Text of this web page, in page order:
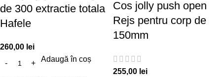
de 300 extractie totala
Hafele
260,00 lei
Adaugă în coș
Cos jolly push open
Rejs pentru corp de
150mm
255,00 lei